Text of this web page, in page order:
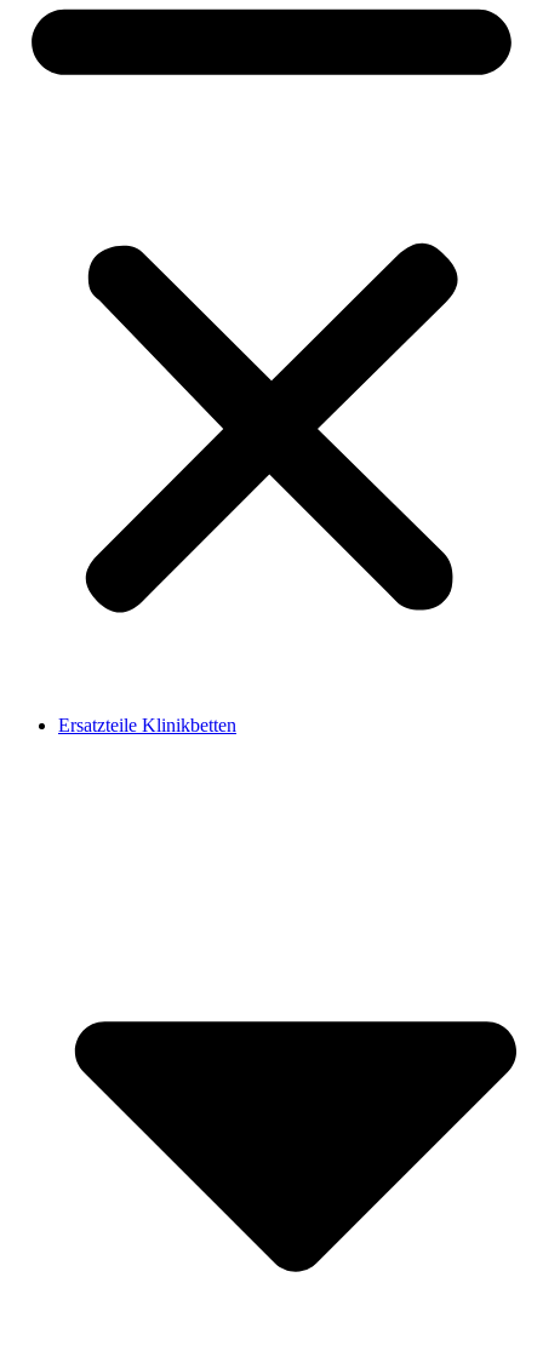
Ersatzteile Klinikbetten